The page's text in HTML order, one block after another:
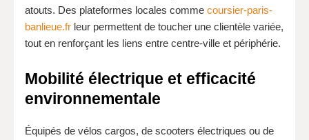
atouts. Des plateformes locales comme coursier-paris-
banlieue.fr leur permettent de toucher une clientèle variée,
tout en renforçant les liens entre centre-ville et périphérie.
Mobilité électrique et efficacité
environnementale
Équipés de vélos cargos, de scooters électriques ou de